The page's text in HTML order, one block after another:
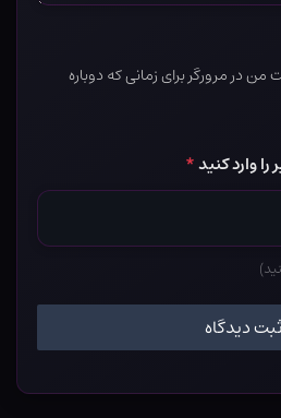
در مرورگر برای زمانی که دوباره
وارد کنید*